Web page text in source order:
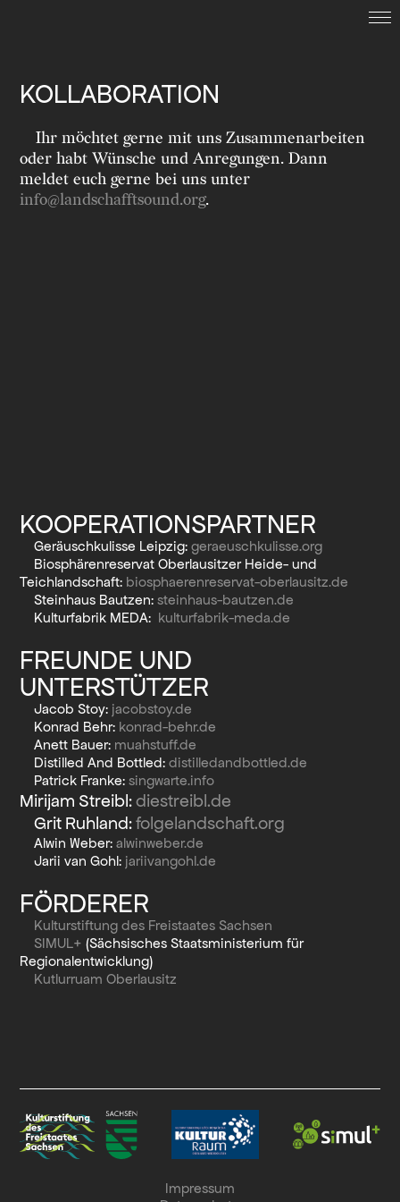
Termine
Archiv
KOLLABORATION
Ihr möchtet gerne mit uns Zusammenarbeiten
oder habt Wünsche und Anregungen. Dann
meldet euch gerne bei uns unter
info@landschafftsound.org.
KOOPERATIONSPARTNER
Geräuschkulisse Leipzig:geraeuschkulisse.org
Biosphärenreservat Oberlausitzer Heide- und
Teichlandschaft: biosphaerenreservat-oberlausitz.de
Steinhaus Bautzen:steinhaus-bautzen.de
Kulturfabrik MEDA: kulturfabrik-meda.de
FREUNDE UND
UNTERSTÜTZER
Jacob Stoy: jacobstoy.de
Konrad Behr: konrad-behr.de
Anett Bauer: muahstuff.de
Distilled And Bottled:distilledandbottled.de
Patrick Franke:singwarte.info
Mirijam Streibl:diestreibl.de
Grit Ruhland:folgelandschaft.org
Alwin Weber:alwinweber.de
Jarii van Gohl: jariivangohl.de
FÖRDERER
Kulturstiftung des Freistaates Sachsen
SIMUL+ (Sächsisches Staatsministerium für
Regionalentwicklung)
Kutlurruam Oberlausitz
Impressum